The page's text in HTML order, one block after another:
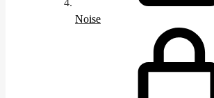
Noise